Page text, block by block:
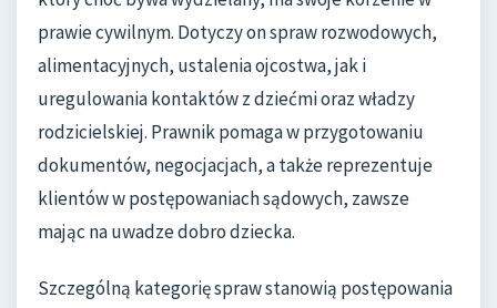
prawie cywilnym. Dotyczy on spraw rozwodowych,
alimentacyjnych, ustalenia ojcostwa, jak i
uregulowania kontaktów z dziećmi oraz władzy
rodzicielskiej. Prawnik pomaga w przygotowaniu
dokumentów, negocjacjach, a także reprezentuje
klientów w postępowaniach sądowych, zawsze
mając na uwadze dobro dziecka.
Szczególną kategorię spraw stanowią postępowania